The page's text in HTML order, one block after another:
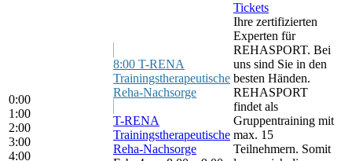
0:00
1:00
2:00
3:00
4:00
8:00 T-RENA
Trainingstherapeutische
Reha-Nachsorge
T-RENA
Trainingstherapeutische
Reha-Nachsorge
Tickets
Ihre zertifizierten
Experten für
REHASPORT. Bei
uns sind Sie in den
besten Händen.
REHASPORT
findet als
Gruppentraining mit
max. 15
Teilnehmern. Somit